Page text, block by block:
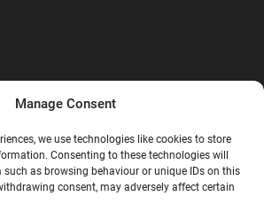
Manage Consent
we use technologies like cookies to store
Consenting to these technologies will
as browsing behaviour or unique IDs on this
consent, may adversely affect certain